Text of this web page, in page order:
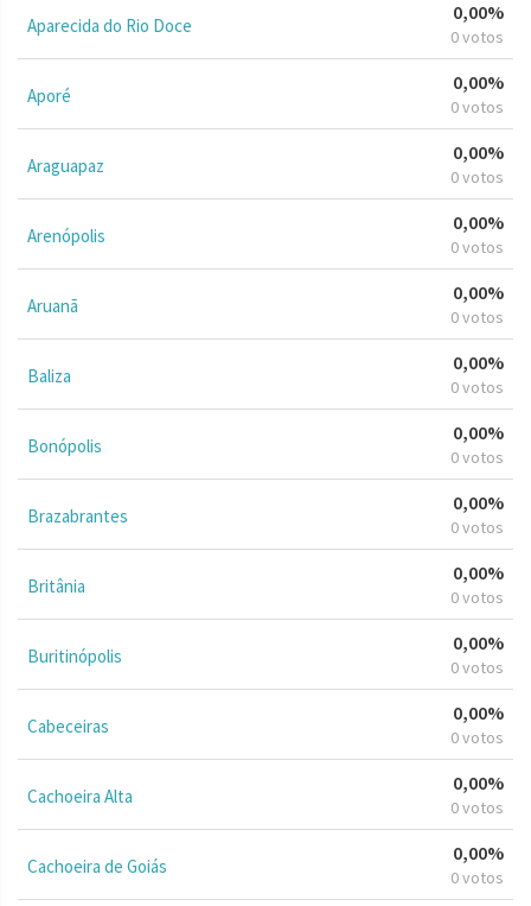
Aparecida do Rio Doce
0,00%
0 votos
Aporé
0,00%
0 votos
Araguapaz
0,00%
0 votos
Arenópolis
0,00%
0 votos
Aruanã
0,00%
0 votos
Baliza
0,00%
0 votos
Bonópolis
0,00%
0 votos
Brazabrantes
0,00%
0 votos
Britânia
0,00%
0 votos
Buritinópolis
0,00%
0 votos
Cabeceiras
0,00%
0 votos
Cachoeira Alta
0,00%
0 votos
Cachoeira de Goiás
0,00%
0 votos